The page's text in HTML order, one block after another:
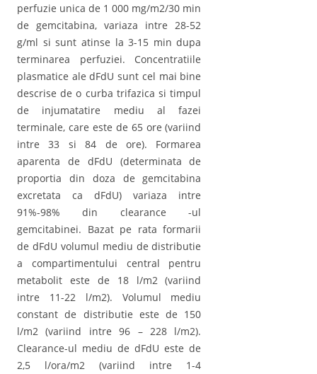
perfuzie unica de 1 000 mg/m2/30 min
de gemcitabina, variaza intre 28-52
g/ml si sunt atinse la 3-15 min dupa
terminarea perfuziei. Concentratiile
plasmatice ale dFdU sunt cel mai bine
descrise de o curba trifazica si timpul
de injumatatire mediu al fazei
terminale, care este de 65 ore (variind
intre 33 si 84 de ore). Formarea
aparenta de dFdU (determinata de
proportia din doza de gemcitabina
excretata ca dFdU) variaza intre
91%-98% din clearance -ul
gemcitabinei. Bazat pe rata formarii
de dFdU volumul mediu de distributie
a compartimentului central pentru
metabolit este de 18 l/m2 (variind
intre 11-22 l/m2). Volumul mediu
constant de distributie este de 150
l/m2 (variind intre 96 – 228 l/m2).
Clearance-ul mediu de dFdU este de
2,5 l/ora/m2 (variind intre 1-4